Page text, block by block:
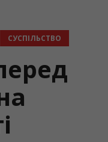
СУСПІЛЬСТВО